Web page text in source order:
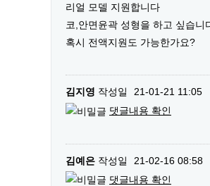
리얼 모델 지원합니다
코,안면윤곽 성형을 하고 싶습니
혹시 전액지원도 가능한가요?
김지영 작성일
21-01-21 11:05
댓글내용 확인
김예은 작성일
21-02-16 08:58
댓글내용 확인